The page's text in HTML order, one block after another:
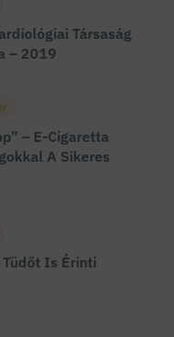
Társaság
– 2019
– E-Cigaretta
A Sikeres
Is Érinti